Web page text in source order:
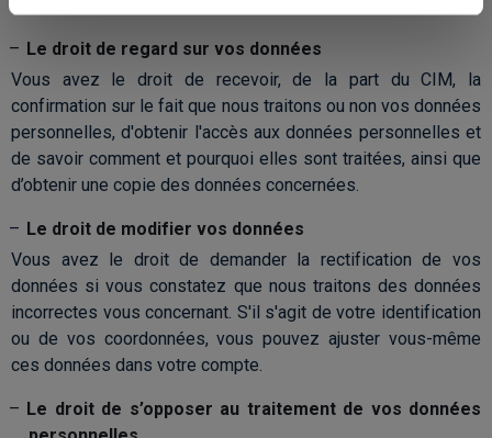
données personnelles :
Le droit de regard sur vos données
Vous avez le droit de recevoir, de la part du CIM, la
confirmation sur le fait que nous traitons ou non vos données
personnelles, d'obtenir l'accès aux données personnelles et
de savoir comment et pourquoi elles sont traitées, ainsi que
d’obtenir une copie des données concernées.
Le droit de modifier vos données
Vous avez le droit de demander la rectification de vos
données si vous constatez que nous traitons des données
incorrectes vous concernant. S'il s'agit de votre identification
ou de vos coordonnées, vous pouvez ajuster vous-même
ces données dans votre compte.
Le droit de s’opposer au traitement de vos données